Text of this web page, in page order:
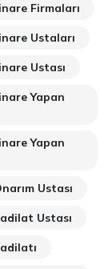
Firmaları
Ustaları
Ustası
Yapan
Yapan
Ustası
Ustası